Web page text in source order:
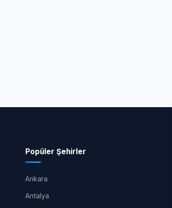
Popüler Şehirler
Ankara
Antalya